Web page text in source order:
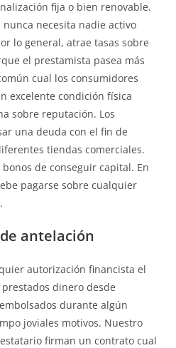
fija o bien renovable.
necesita nadie activo
lo general, atrae tasas sobre
el prestamista pasea más
cual los consumidores
excelente condición física
sobre reputación. Los
una deuda con el fin de
tiendas comerciales.
de conseguir capital. En
pagarse sobre cualquier
antelación
autorización financista el
dinero desde
​​durante algún
joviales motivos. Nuestro
firman un contrato cual